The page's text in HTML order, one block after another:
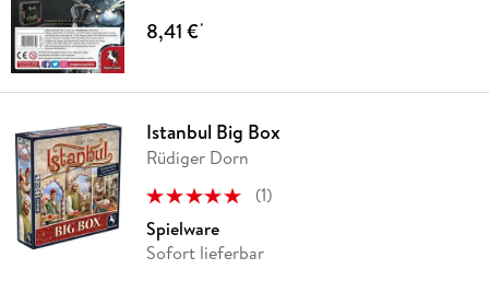
8,41 €*
Istanbul Big Box
Rüdiger Dorn
(1)
Spielware
Sofort lieferbar